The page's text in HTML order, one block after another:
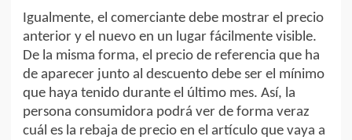
Igualmente, el comerciante debe mostrar el precio
anterior y el nuevo en un lugar fácilmente visible.
De la misma forma, el precio de referencia que ha
de aparecer junto al descuento debe ser el mínimo
que haya tenido durante el último mes. Así, la
persona consumidora podrá ver de forma veraz
cuál es la rebaja de precio en el artículo que vaya a